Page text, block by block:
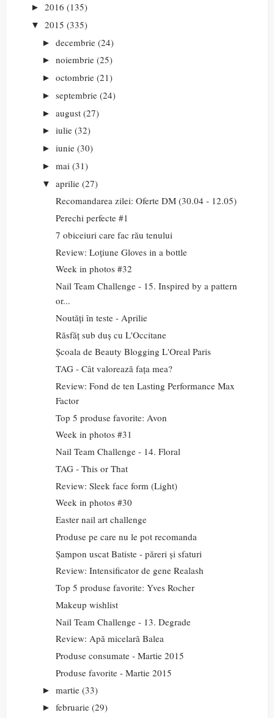
► 2016 (135)
▼ 2015 (335)
► decembrie (24)
► noiembrie (25)
► octombrie (21)
► septembrie (24)
► august (27)
► iulie (32)
► iunie (30)
► mai (31)
▼ aprilie (27)
Recomandarea zilei: Oferte DM (30.04 - 12.05)
Perechi perfecte #1
7 obiceiuri care fac rău tenului
Review: Loțiune Gloves in a bottle
Week in photos #32
Nail Team Challenge - 15. Inspired by a pattern
or...
Noutăți în teste - Aprilie
Răsfăț sub duș cu L'Occitane
Școala de Beauty Blogging L'Oreal Paris
TAG - Cât valorează fața mea?
Review: Fond de ten Lasting Performance Max
Factor
Top 5 produse favorite: Avon
Week in photos #31
Nail Team Challenge - 14. Floral
TAG - This or That
Review: Sleek face form (Light)
Week in photos #30
Easter nail art challenge
Produse pe care nu le pot recomanda
Șampon uscat Batiste - păreri și sfaturi
Review: Intensificator de gene Realash
Top 5 produse favorite: Yves Rocher
Makeup wishlist
Nail Team Challenge - 13. Degrade
Review: Apă micelară Balea
Produse consumate - Martie 2015
Produse favorite - Martie 2015
► martie (33)
► februarie (29)